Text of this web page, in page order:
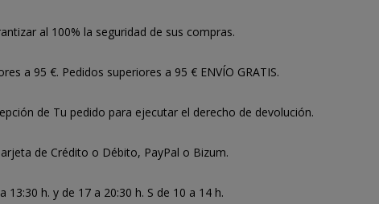
al 100% la seguridad de sus compras.
a 95 €. Pedidos superiores a 95 € ENVÍO GRATIS.
de Tu pedido para ejecutar el derecho de devolución.
de Crédito o Débito, PayPal o Bizum.
h. y de 17 a 20:30 h. S de 10 a 14 h.